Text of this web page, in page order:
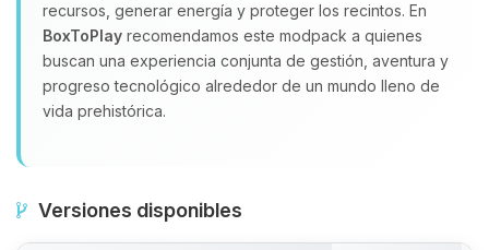
recursos, generar energía y proteger los recintos. En
BoxToPlay recomendamos este modpack a quienes
buscan una experiencia conjunta de gestión, aventura y
progreso tecnológico alrededor de un mundo lleno de
vida prehistórica.
Versiones disponibles